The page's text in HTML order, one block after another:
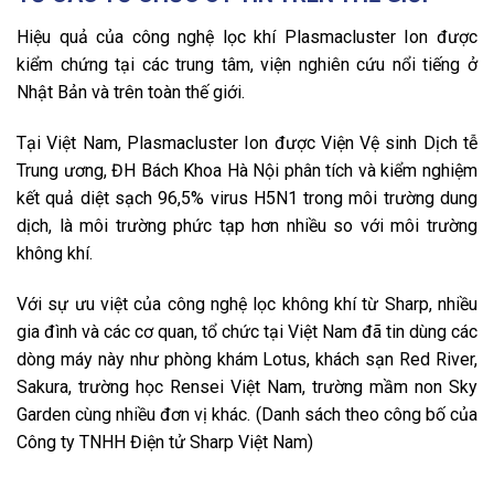
Hiệu quả của công nghệ lọc khí Plasmacluster Ion được
kiểm chứng tại các trung tâm, viện nghiên cứu nổi tiếng ở
Nhật Bản và trên toàn thế giới.
Tại Việt Nam, Plasmacluster Ion được Viện Vệ sinh Dịch tễ
Trung ương, ĐH Bách Khoa Hà Nội phân tích và kiểm nghiệm
kết quả diệt sạch 96,5% virus H5N1 trong môi trường dung
dịch, là môi trường phức tạp hơn nhiều so với môi trường
không khí.
Với sự ưu việt của công nghệ lọc không khí từ Sharp, nhiều
gia đình và các cơ quan, tổ chức tại Việt Nam đã tin dùng các
dòng máy này như phòng khám Lotus, khách sạn Red River,
Sakura, trường học Rensei Việt Nam, trường mầm non Sky
Garden cùng nhiều đơn vị khác. (Danh sách theo công bố của
Công ty TNHH Điện tử Sharp Việt Nam)